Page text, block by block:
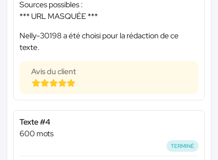
Sources possibles :
*** URL MASQUÉE ***
Nelly-30198 a été choisi pour la rédaction de ce
texte.
Avis du client
Texte #4
600 mots
TERMINÉ